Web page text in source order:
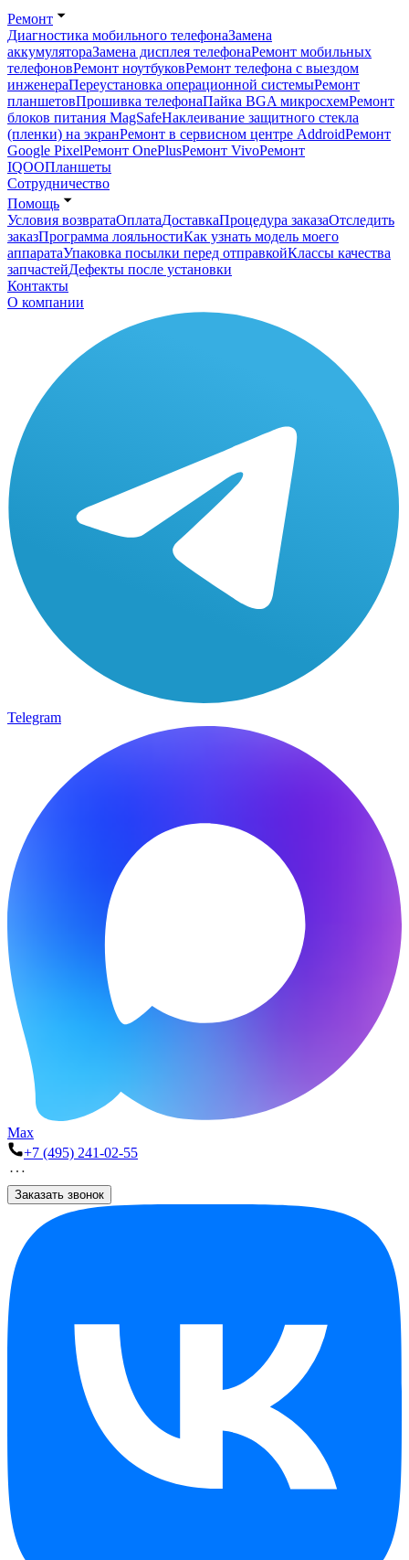
Ремонт
Диагностика мобильного телефонаЗамена
аккумулятораЗамена дисплея телефонаРемонт мобильных
телефоновРемонт ноутбуковРемонт телефона с выездом
инженераПереустановка операционной системыРемонт
планшетовПрошивка телефонаПайка BGA микросхемРемонт
блоков питания MagSafeНаклеивание защитного стекла
(пленки) на экранРемонт в сервисном центре AddroidРемонт
Google PixelРемонт OnePlusРемонт VivoРемонт
IQOOПланшеты
Сотрудничество
Помощь
Условия возвратаОплатаДоставкаПроцедура заказаОтследить
заказПрограмма лояльностиКак узнать модель моего
аппаратаУпаковка посылки перед отправкойКлассы качества
запчастейДефекты после установки
Контакты
О компании
Telegram
Max
+7 (495) 241-02-55
Заказать звонок